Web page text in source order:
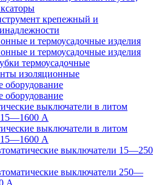
крепежный и
и термоусадочные изделия
и термоусадочные изделия
термоусадочные
изоляционные
оборудование
оборудование
выключатели в литом
15—1600 А
выключатели в литом
15—1600 А
выключатели 15—250
выключатели 250—
А